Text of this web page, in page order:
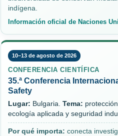
indígena.
Información oficial de Naciones
10–13 de agosto de 2026
CONFERENCIA CIENTÍFICA
35.ª Conferencia
Safety
Lugar: Bulgaria. Tema:
ecología aplicada y seguridad
Por qué importa: conecta